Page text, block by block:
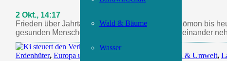
Wald & Bäume
Wasser
2 Okt., 14:17
Frieden über Jahrtausende: Lektionen von den Jōmon bis
gesunden Menschenverstand hören, uns Zeit füreinander
Erdenhüter, Europa und die Welt Klima & Umwelt,